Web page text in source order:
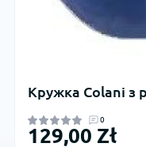
Кружка Colani з
0
129,00 Zł